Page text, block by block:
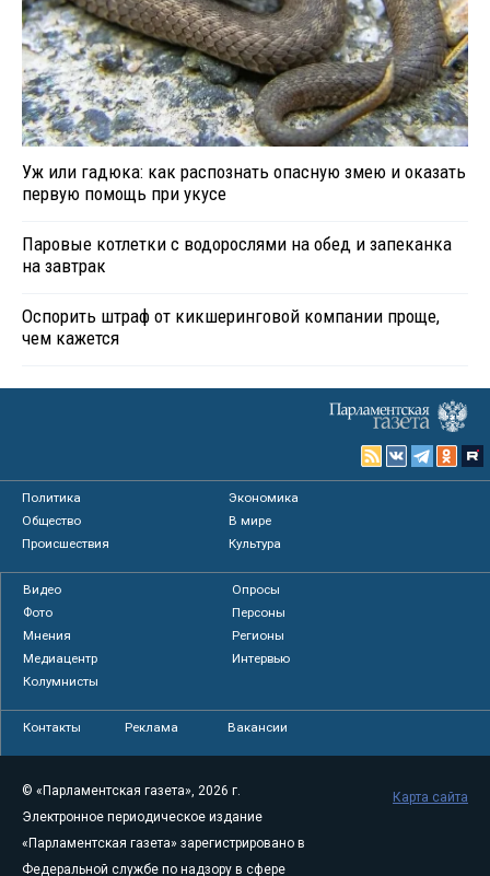
Уж или гадюка: как распознать опасную змею и оказать
первую помощь при укусе
Паровые котлетки с водорослями на обед и запеканка
на завтрак
Оспорить штраф от кикшеринговой компании проще,
чем кажется
Политика
Экономика
Общество
В мире
Происшествия
Культура
Видео
Опросы
Фото
Персоны
Мнения
Регионы
Медиацентр
Интервью
Колумнисты
Контакты Реклама Вакансии
© «Парламентская газета», 2026 г.
Электронное периодическое издание
«Парламентская газета» зарегистрировано в
Федеральной службе по надзору в сфере
Карта сайта